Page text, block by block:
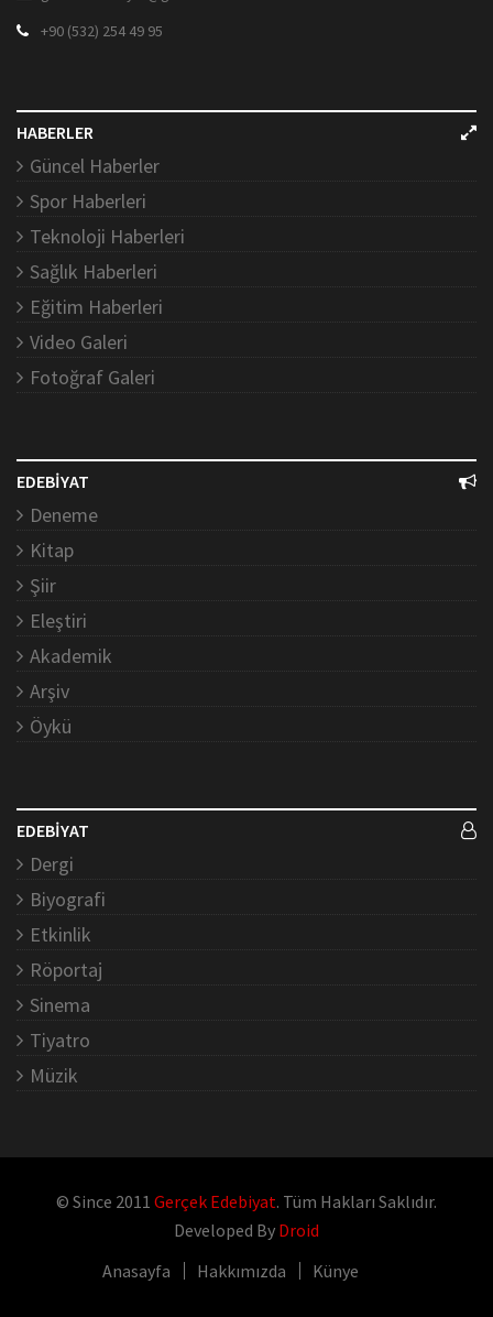
+90 (532) 254 49 95
HABERLER
Güncel Haberler
Spor Haberleri
Teknoloji Haberleri
Sağlık Haberleri
Eğitim Haberleri
Video Galeri
Fotoğraf Galeri
EDEBİYAT
Deneme
Kitap
Şiir
Eleştiri
Akademik
Arşiv
Öykü
EDEBİYAT
Dergi
Biyografi
Etkinlik
Röportaj
Sinema
Tiyatro
Müzik
© Since 2011 Gerçek Edebiyat. Tüm Hakları Saklıdır.
Developed By Droid
Anasayfa
Hakkımızda Künye